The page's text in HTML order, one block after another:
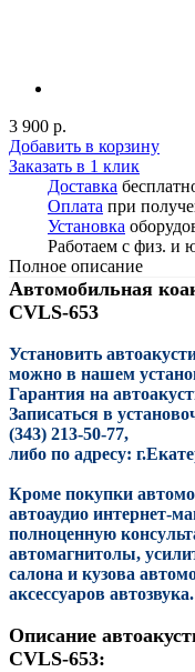
3 900 р.
Добавить в корзину
Заказать в 1 клик
Доставка
Оплата при
Установка
Работаем с физ. и
Полное описание
Автомобильная
CVLS-653
Установить
можно в нашем
Гарантия на
Записаться в
(343) 213-50-77,
либо по адресу:
Кроме покупки
автоаудио интернет-
полноценную
автомагнитолы,
салона и кузова
аксессуаров автозвука.
Описание
CVLS-653: